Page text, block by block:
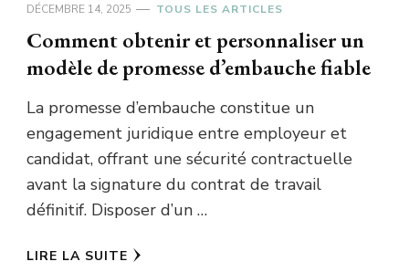
DÉCEMBRE 14, 2025 TOUS LES ARTICLES
Comment obtenir et personnaliser un
modèle de promesse d’embauche fiable
La promesse d’embauche constitue un
engagement juridique entre employeur et
candidat, offrant une sécurité contractuelle
avant la signature du contrat de travail
définitif. Disposer d’un …
LIRE LA SUITE